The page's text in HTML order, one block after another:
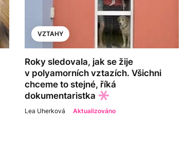
VZTAHY
Roky sledovala, jak se žije
v polyamorních vztazích. Všichni
chceme to stejné, říká
dokumentaristka
Lea Uherková Aktualizováno